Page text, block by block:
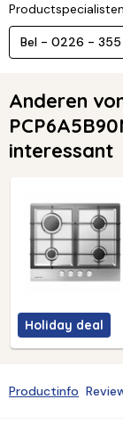
Bel - 0226 -
Anderen
interessant
Holiday deal
Productinfo